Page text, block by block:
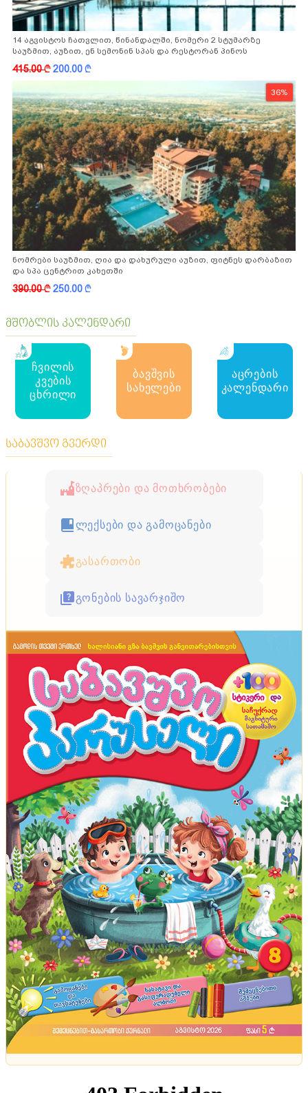
14 აგვისტოს ჩათვლით, წინანდალში, ნომერი 2 სტუმარზე
საუზმით, აუზით, ენ სემონინ სპას და რესტორან პინოს
415.00k200.00k
36%
ნომრები საუზმით, ღია და დახურული აუზით, ფიტნეს დარბაზით
და სპა ცენტრით კახეთში
390.00k250.00k
მშობლის კალენდარი
ჩვილის
კვების
ცხრილი
ბავშვის
სახელები
აცრების
კალენდარი
საბავშვო გვერდი
ზღაპრები და მოთხრობები
ლექსები და გამოცანები
გასართობი
გონების სავარჯიშო